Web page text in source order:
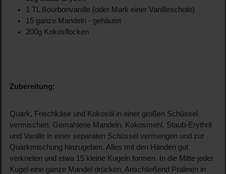
1 TL Bourbonvanille (oder Mark einer Vanilleschote)
15 ganze Mandeln - gehäutet
200g Kokosflocken
Zubereitung:
Quark, Frischkäse und Kokosöl in einer großen Schüssel
vermischen. Gemahlene Mandeln, Kokosmehl, Staub-Erythrit
und Vanille in einer separaten Schüssel vermengen und zur
Quarkmischung hinzugeben. Alles mit den Händen gut
verkneten und etwa 15 kleine Kugeln formen. In die Mitte jeder
Kugel eine ganze Mandel drücken. Anschließend Pralinen in